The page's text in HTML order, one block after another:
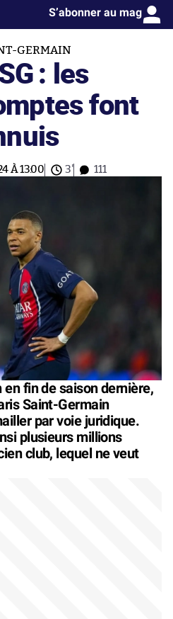
S’abonner au mag
GERMAIN
: les
font
À 13:00 3' 111
fin de saison dernière,
Saint-Germain
par voie juridique.
plusieurs millions
club, lequel ne veut